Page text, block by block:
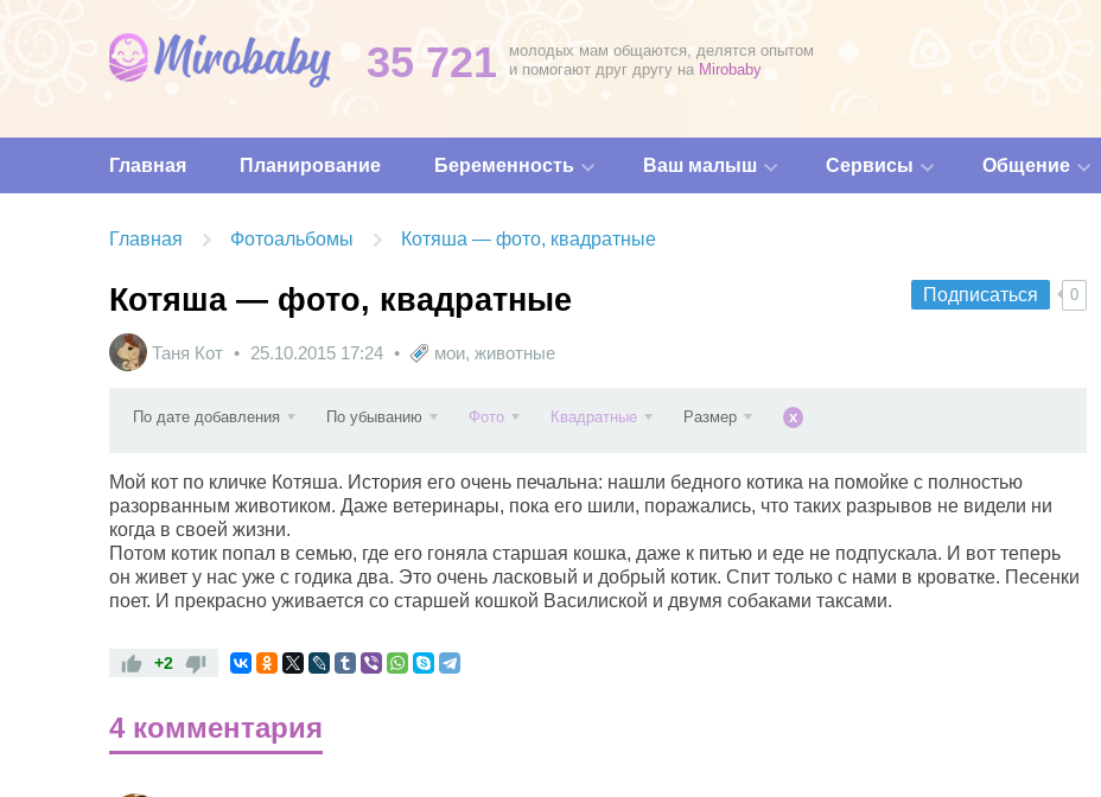
35 721
молодых мам общаются, делятся опытом
и помогают друг другу на Mirobaby
Главная Планирование Беременность Ваш малыш Сервисы Общение
Главная Фотоальбомы Котяша — фото, квадратные
Подписаться 0
Котяша — фото, квадратные
Таня Кот 25.10.2015 17:24 мои, животные
По дате добавления По убыванию Фото Квадратные Размер x
Мой кот по кличке Котяша. История его очень печальна: нашли бедного котика на помойке с полностью
разорванным животиком. Даже ветеринары, пока его шили, поражались, что таких разрывов не видели ни
когда в своей жизни.
Потом котик попал в семью, где его гоняла старшая кошка, даже к питью и еде не подпускала. И вот теперь
он живет у нас уже с годика два. Это очень ласковый и добрый котик. Спит только с нами в кроватке. Песенки
поет. И прекрасно уживается со старшей кошкой Василиской и двумя собаками таксами.
+2
4 комментария